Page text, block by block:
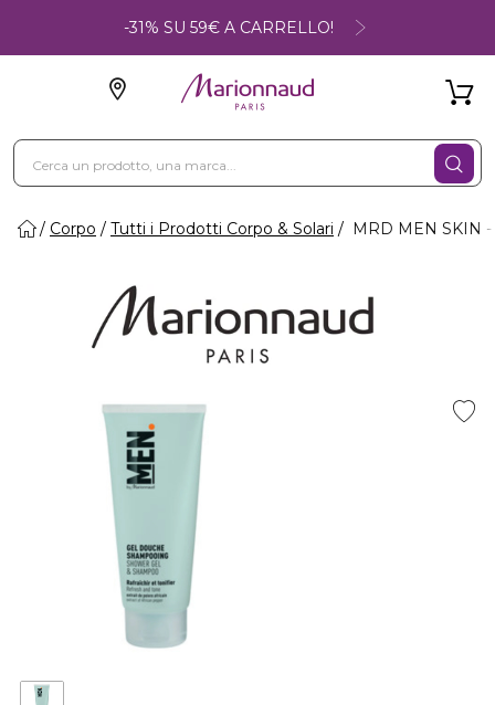
-31% SU 59€ A CARRELLO!
Corpo Tutti i Prodotti Corpo & Solari MRD MEN SKIN